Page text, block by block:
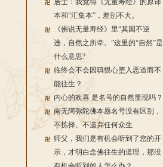
居士：我觉得《无量寿经》的原译
本和“汇集本”，差别不大。
《佛说无量寿经》里“其国不逆
违，自然之所牵。”这里的“自然”是
什么意思?
临终会不会因嗔恨心堕入恶道而不
能往生？
内心的欢喜 是名号的自然显现吗？
南无阿弥陀佛本愿名号没有区别，
不拣择、不遗弃任何众生
师父，我们是有机会听到了您的开
示，才明白念佛往生的道理，那没